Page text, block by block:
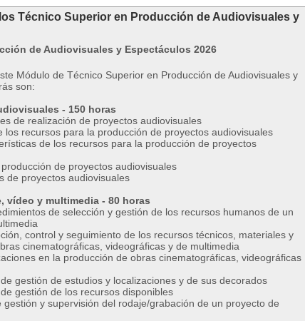
Técnico Superior en Producción de Audiovisuales y
Módulo de Técnico Superior en Producción de Audiovisuales y
son:
- 150 horas
de realización de proyectos audiovisuales
recursos para la producción de proyectos audiovisuales
de los recursos para la producción de proyectos
de proyectos audiovisuales
de proyectos audiovisuales
vídeo y multimedia - 80 horas
de selección y gestión de los recursos humanos de un
control y seguimiento de los recursos técnicos, materiales y
cinematográficas, videográficas y de multimedia
en la producción de obras cinematográficas, videográficas
gestión de estudios y localizaciones y de sus decorados
gestión de los recursos disponibles
y supervisión del rodaje/grabación de un proyecto de